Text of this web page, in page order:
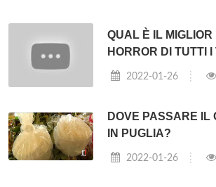
QUAL È IL MIGLIOR
HORROR DI TUTTI I
2022-01-26
DOVE PASSARE IL
IN PUGLIA?
2022-01-26